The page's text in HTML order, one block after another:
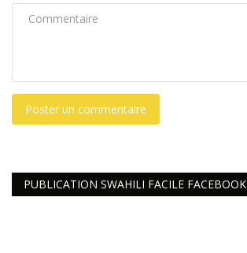
Poster un commentaire
PUBLICATION SWAHILI FACILE FACEBOOK